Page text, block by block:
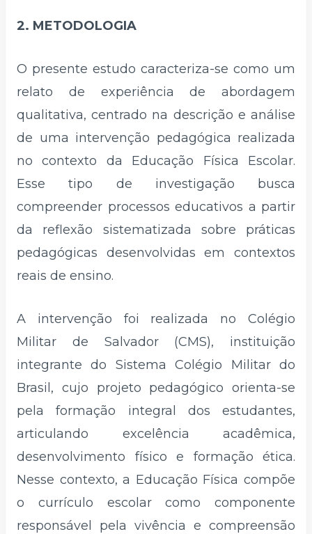
2. METODOLOGIA
O presente estudo caracteriza-se como um
relato de experiência de abordagem
qualitativa, centrado na descrição e análise
de uma intervenção pedagógica realizada
no contexto da Educação Física Escolar.
Esse tipo de investigação busca
compreender processos educativos a partir
da reflexão sistematizada sobre práticas
pedagógicas desenvolvidas em contextos
reais de ensino.
A intervenção foi realizada no Colégio
Militar de Salvador (CMS), instituição
integrante do Sistema Colégio Militar do
Brasil, cujo projeto pedagógico orienta-se
pela formação integral dos estudantes,
articulando excelência acadêmica,
desenvolvimento físico e formação ética.
Nesse contexto, a Educação Física compõe
o currículo escolar como componente
responsável pela vivência e compreensão